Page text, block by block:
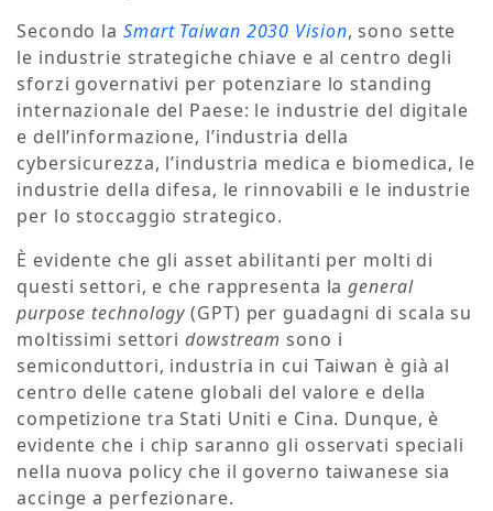
Secondo la Smart Taiwan 2030 Vision, sono sette
le industrie strategiche chiave e al centro degli
sforzi governativi per potenziare lo standing
internazionale del Paese: le industrie del digitale
e dell’informazione, l’industria della
cybersicurezza, l’industria medica e biomedica, le
industrie della difesa, le rinnovabili e le industrie
per lo stoccaggio strategico.
È evidente che gli asset abilitanti per molti di
questi settori, e che rappresenta lageneral
purpose technology (GPT) per guadagni di scala su
moltissimi settoridowstream sono i
semiconduttori, industria in cui Taiwan è già al
centro delle catene globali del valore e della
competizione tra Stati Uniti e Cina. Dunque, è
evidente che i chip saranno gli osservati speciali
nella nuova policy che il governo taiwanese sia
accinge a perfezionare.